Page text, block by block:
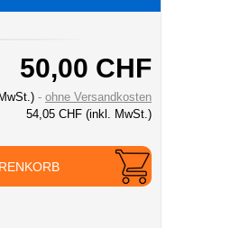
50,00 CHF
ohne Versandkosten
54,05 CHF (inkl. MwSt.)